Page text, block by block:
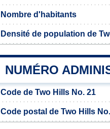
Nombre d'habitants
Densité de population de
NUMÉRO
Code de Two Hills No. 21
Code postal de Two Hills